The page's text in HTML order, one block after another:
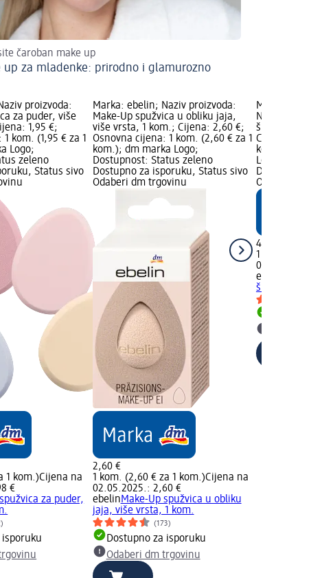
čaroban make up
up za mladenke: prirodno i glamurozno
proizvoda:
za puder, više
1,95 €;
kom. (1,95 € za 1
Logo;
zeleno
Status sivo
1 kom.)Cijena na
€
za puder,
isporuku
Marka: ebelin; Naziv proizvoda:
Make-Up spužvica u obliku jaja,
više vrsta, 1 kom.; Cijena: 2,60 €;
Osnovna cijena: 1 kom. (2,60 € za 1
kom.); dm marka Logo;
Dostupnost: Status zeleno
Dostupno za isporuku, Status sivo
Odaberi dm trgovinu
2,60 €
1 kom. (2,60 € za 1 kom.)Cijena na
02.05.2025.: 2,60 €
ebelinMake-Up spužvica u obliku
jaja, više vrsta, 1 kom.
(173)
Dostupno za isporuku
Odaberi dm trgovinu
Marka:
Naziv
šminkanje
Cijena:
kom. (4,95
Logo;
Dostupno
Odaberi
4,95 €
1 kom.
ebelin
šminkanje